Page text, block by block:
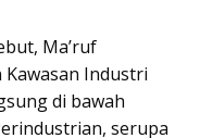
Ma’ruf
Industri
di bawah
serupa